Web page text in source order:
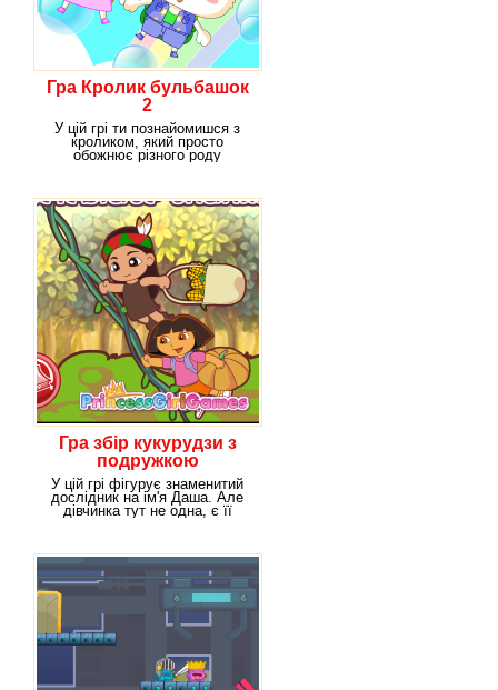
Гра Кролик бульбашок
2
У цій грі ти познайомишся з
кроликом, який просто
обожнює різного роду
Гра збір кукурудзи з
подружкою
У цій грі фігурує знаменитий
дослідник на ім'я Даша. Але
дівчинка тут не одна, є її